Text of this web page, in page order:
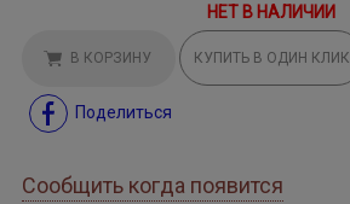
НЕТ В НАЛИЧИИ
В КОРЗИНУ КУПИТЬ В ОДИН КЛИК
Поделиться
Сообщить когда появится